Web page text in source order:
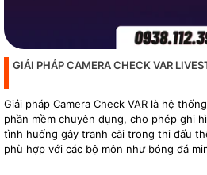
GIẢI PHÁP CAMERA CHECK VAR
Giải pháp Camera Check VAR là hệ
phần mềm chuyên dụng, cho phép ghi
tình huống gây tranh cãi trong thi đấu
phù hợp với các bộ môn như bóng đá